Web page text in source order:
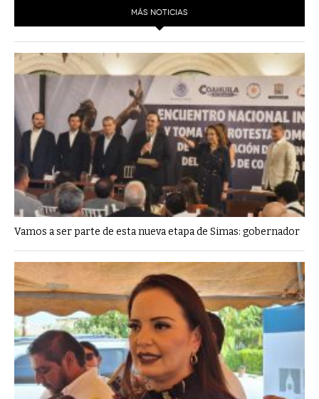
MÁS NOTICIAS
Vamos a ser parte de esta nueva etapa de Simas: gobernador